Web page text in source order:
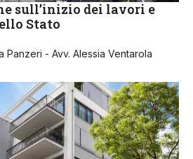
sull’inizio dei lavori e
Stato
Panzeri - Avv. Alessia Ventarola